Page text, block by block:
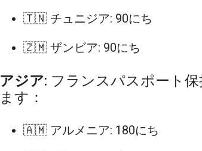
🇹🇳 チュニジア: 90にち
🇿🇲 ザンビア: 90にち
アジア: フランスパスポート
ます：
🇦🇲 アルメニア: 180にち